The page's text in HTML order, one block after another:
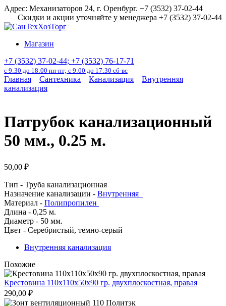
Перейти
содержанию
Адрес: Механизаторов 24, г. Оренбург. +7 (3532) 37-02-44
Скидки и акции уточняйте у менеджера +7 (3532) 37-02-44
Магазин
+7 (3532) 37-02-44; +7 (3532) 76-17-71
с 9:30 до 18:00 пн-пт; с 9:00 до 17:30 сб-вс
Главная Сантехника Канализация
Внутренняя
канализация
Патрубок канализационный
50 мм., 0.25 м.
50,00 ₽
Тип - Труба канализационная
Назначение канализации - Внутренняя
Материал - Полипропилен
Длина - 0,25 м.
Диаметр - 50 мм.
Цвет - Серебристый, темно-серый
Внутренняя канализация
Похожие
Крестовина 110х110х50х90 гр. двухплоскостная, правая
290,00 ₽